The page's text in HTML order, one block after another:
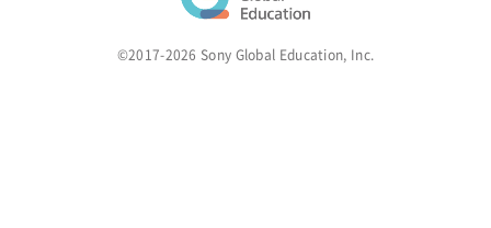
©2017-2026 Sony Global Education, Inc.